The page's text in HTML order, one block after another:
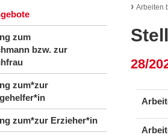
zum
bzw. zur
zum*zur
zum*zur Erzieher*in
› Arbeiten
28/